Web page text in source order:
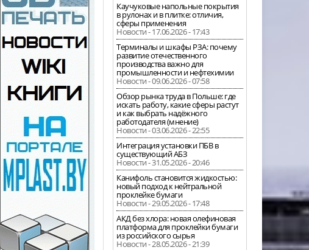
Каучуковые напольные покрытия
в рулонах и в плитке: отличия,
сферы применения
Новости - 17.06.2026 - 17:43
Терминалы и шкафы РЗА: почему
развитие отечественного
производства важно для
промышленности и нефтехимии
Новости - 09.06.2026 - 07:58
Обзор рынка труда в Польше: где
искать работу, какие сферы растут
и как выбрать надёжного
работодателя (мнение)
Новости - 03.06.2026 - 22:55
Интеграция установки ПБВ в
существующий АБЗ
Новости - 31.05.2026 - 20:46
Канифоль становится жидкостью:
новый подход к нейтральной
проклейке бумаги
Новости - 29.05.2026 - 17:48
АКД без хлора: новая олефиновая
платформа для проклейки бумаги
из российского сырья
Новости - 28.05.2026 - 21:39